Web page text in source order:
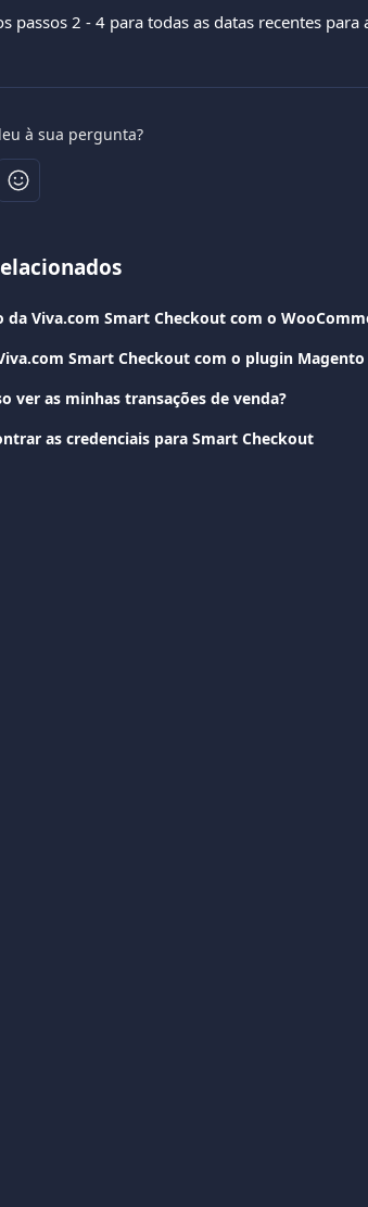
passos 2 - 4 para todas as datas recentes
à sua pergunta?
da Viva.com Smart Checkout com o
Smart Checkout com o plugin Magento
ver as minhas transações de venda?
as credenciais para Smart Checkout